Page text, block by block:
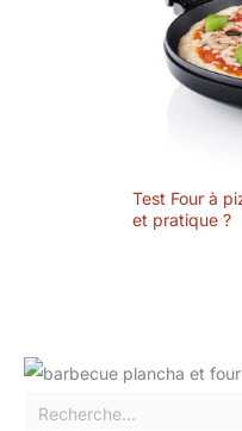
Test Four à
et pratique ?